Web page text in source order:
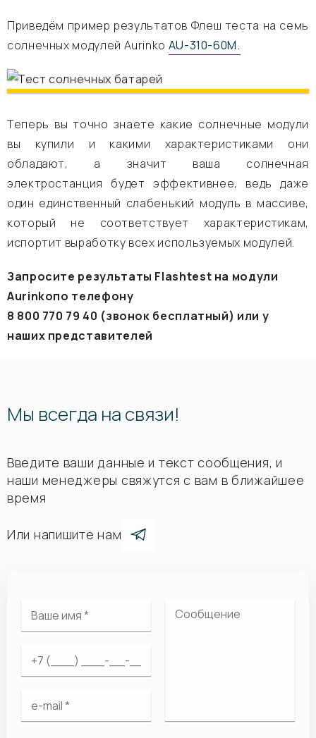
Приведём пример результатов Флеш теста на семь
солнечных модулей Aurinko AU-310-60M.
Теперь вы точно знаете какие солнечные модули
вы купили и какими характеристиками они
обладают, а значит ваша солнечная
электростанция будет эффективнее, ведь даже
один единственный слабенький модуль в массиве,
который не соответствует характеристикам,
испортит выработку всех используемых модулей.
Запросите результаты Flashtest на модули
Aurinkoпо телефону
8 800 770 79 40 (звонок бесплатный) или у
наших представителей
Мы всегда на связи!
Введите ваши данные и текст сообщения, и
наши менеджеры свяжутся с вам в ближайшее
время
Или напишите нам